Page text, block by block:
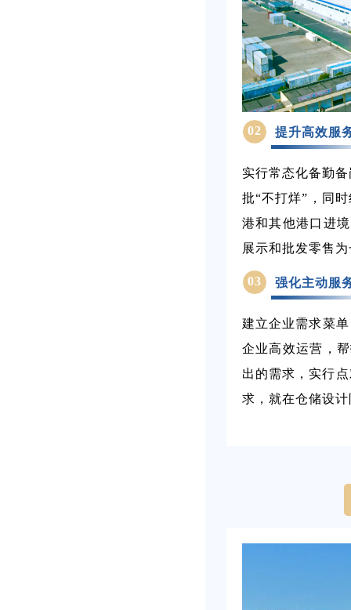
02 提升高效服
实行常态化备勤
批“不打烊”，同
港和其他港口进
展示和批发零售
03 强化主动服
建立企业需求菜
企业高效运营，
出的需求，实行
求，就在仓储设